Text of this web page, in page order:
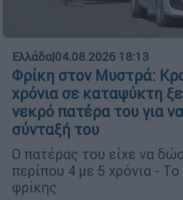
Ελλάδα|04.08.2026 18:13
Φρίκη στον Μυστρά:
χρόνια σε καταψύκτη
νεκρό πατέρα του για
σύνταξή του
Ο πατέρας του είχε να
περίπου 4 με 5 χρόνια -
φρίκης